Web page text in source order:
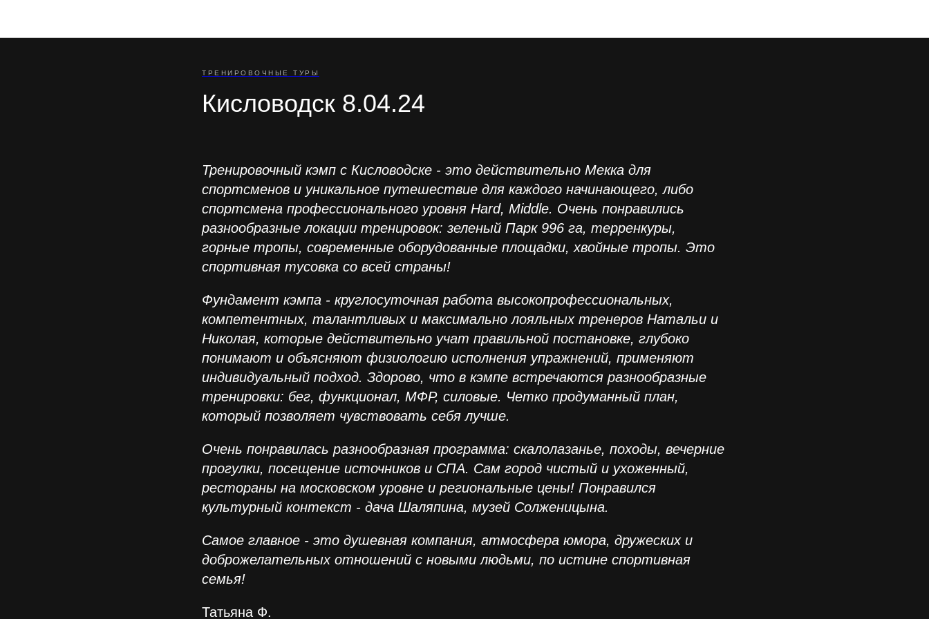
ТРЕНИРОВОЧНЫЕ ТУРЫ
Кисловодск 8.04.24
Тренировочный кэмп с Кисловодске - это действительно Мекка для
спортсменов и уникальное путешествие для каждого начинающего, либо
спортсмена профессионального уровня Hard, Middle. Очень понравились
разнообразные локации тренировок: зеленый Парк 996 га, терренкуры,
горные тропы, современные оборудованные площадки, хвойные тропы. Это
спортивная тусовка со всей страны!
Фундамент кэмпа - круглосуточная работа высокопрофессиональных,
компетентных, талантливых и максимально лояльных тренеров Натальи и
Николая, которые действительно учат правильной постановке, глубоко
понимают и объясняют физиологию исполнения упражнений, применяют
индивидуальный подход. Здорово, что в кэмпе встречаются разнообразные
тренировки: бег, функционал, МФР, силовые. Четко продуманный план,
который позволяет чувствовать себя лучше.
Очень понравилась разнообразная программа: скалолазанье, походы, вечерние
прогулки, посещение источников и СПА. Сам город чистый и ухоженный,
рестораны на московском уровне и региональные цены! Понравился
культурный контекст - дача Шаляпина, музей Солженицына.
Самое главное - это душевная компания, атмосфера юмора, дружеских и
доброжелательных отношений с новыми людьми, по истине спортивная
семья!
Татьяна Ф.